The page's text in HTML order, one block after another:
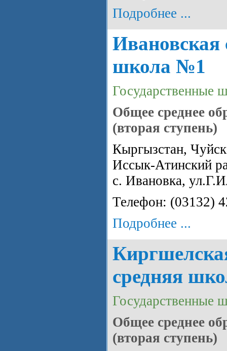
Подробнее ...
Ивановская
школа №1
Государственные
Общее среднее
(вторая ступень)
Кыргызстан,
Иссык-Атинский
с. Ивановка,
Телефон: (03132)
Подробнее ...
средняя
Государственные
Общее среднее
(вторая ступень)